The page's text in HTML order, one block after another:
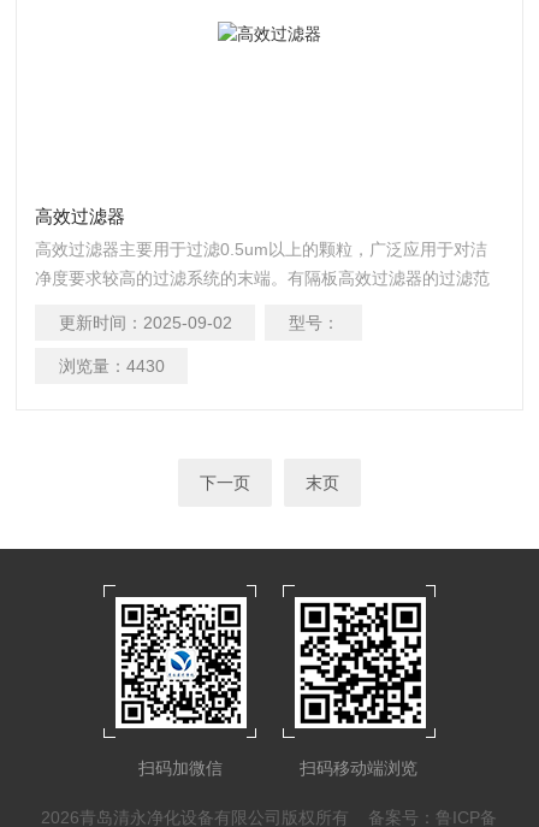
高效过滤器
高效过滤器主要用于过滤0.5um以上的颗粒，广泛应用于对洁
净度要求较高的过滤系统的末端。有隔板高效过滤器的过滤范
更新时间： 2025-09-02 型号：
浏览量： 4430
下一页 末页
扫码加微信 扫码移动端浏览
2026青岛清永净化设备有限公司版权所有 备案号：鲁ICP备